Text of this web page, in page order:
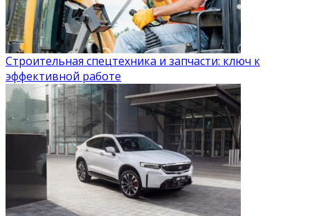
Строительная спецтехника и запчасти: ключ к
эффективной работе